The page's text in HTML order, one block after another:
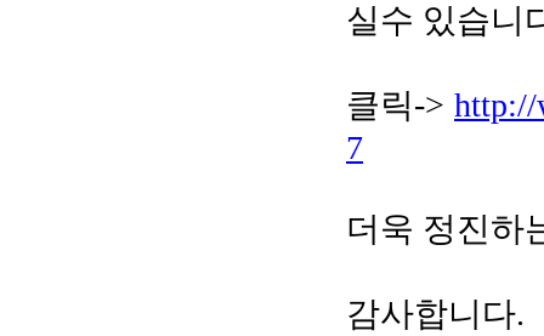
실수 있습니
클릭-> http://
7
더욱 정진하
감사합니다.